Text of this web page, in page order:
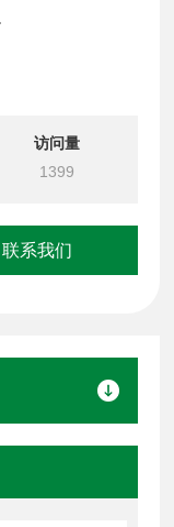
与选型
北部等液压元件
访问量
1399
联系我们